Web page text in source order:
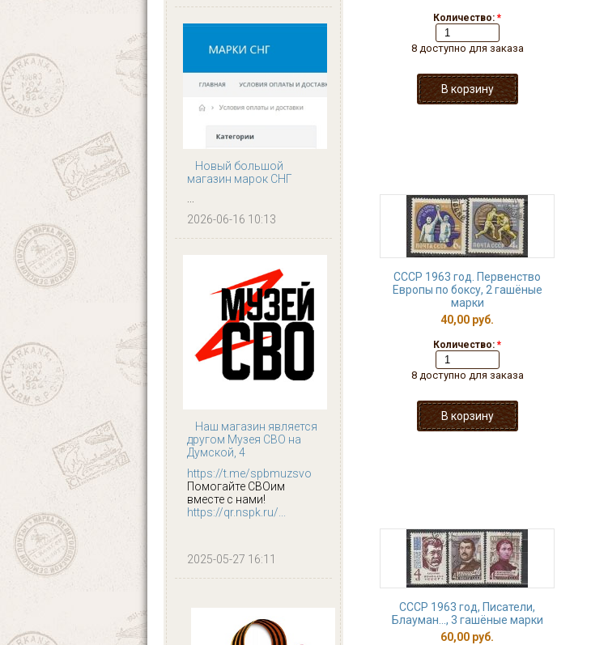
Новый большой
магазин марок СНГ
...
2026-06-16 10:13
Наш магазин является
другом Музея СВО на
Думской, 4
https://t.me/spbmuzsvo
Помогайте СВОим
вместе с нами!
https://qr.nspk.ru/...
2025-05-27 16:11
Количество: *
8 доступно для заказа
СССР 1963 год. Первенство
Европы по боксу, 2 гашёные
марки
40,00 руб.
Количество: *
8 доступно для заказа
СССР 1963 год, Писатели,
Блауман..., 3 гашёные марки
60,00 руб.